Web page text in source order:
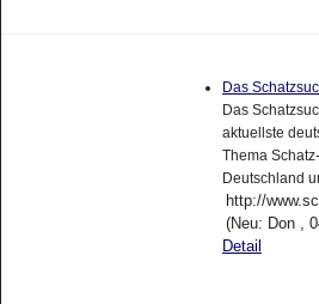
Das
Das
aktuellste
Thema
Deutschland
http://
(Neu: Don ,
Detail